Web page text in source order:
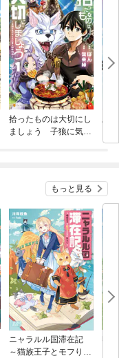
拾ったものは大切にし
ましょう 子狼に気に
願
～
め
～
もっと見る
ニャラルル国滞在記
～猫族王子とモフりた
収